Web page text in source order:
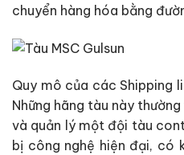
chuyển hàng hóa bằng
Quy mô của các Shipping
Những hãng tàu này
và quản lý một đội tàu
bị công nghệ hiện đại, có